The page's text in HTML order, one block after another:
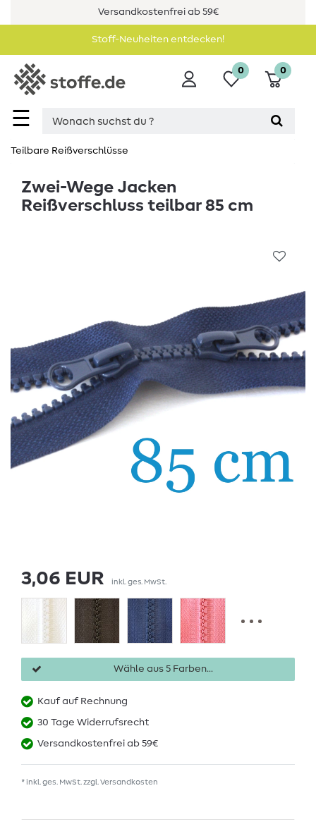
Versandkostenfrei ab 59€
Stoff-Neuheiten entdecken!
☰
0 0
Teilbare Reißverschlüsse
Zwei-Wege Jacken
Reißverschluss teilbar 85 cm
3,06 EUR inkl. ges. MwSt.
Wähle aus 5 Farben...
Kauf auf Rechnung
30 Tage Widerrufsrecht
Versandkostenfrei ab 59€
* inkl. ges. MwSt. zzgl.Versandkosten